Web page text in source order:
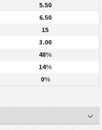
5.50
6.50
15
3.00
48%
14%
0%